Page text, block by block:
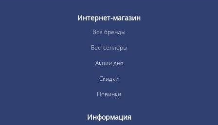
Интернет-магазин
Все бренды
Бестселлеры
Акции дня
Скидки
Новинки
Информация